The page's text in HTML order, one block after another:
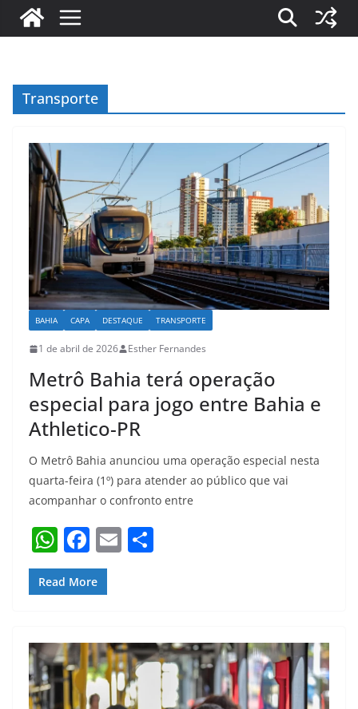
Transporte
BAHIA CAPA DESTAQUE TRANSPORTE
1 de abril de 2026 Esther Fernandes
Metrô Bahia terá operação
especial para jogo entre Bahia e
Athletico-PR
O Metrô Bahia anunciou uma operação especial nesta
quarta-feira (1º) para atender ao público que vai
acompanhar o confronto entre
W
h
at
A
p
p
F
a
c
b
o
o
E
Read More